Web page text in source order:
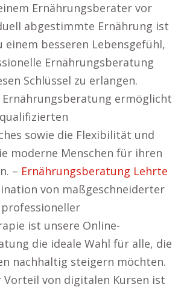
Ernährungsberater vor
abgestimmte Ernährung ist
einem besseren Lebensgefühl,
Ernährungsberatung
Schlüssel zu erlangen.
ermöglicht
sowie die Flexibilität und
moderne Menschen für ihren
– Ernährungsberatung Lehrte
von maßgeschneiderter
ist unsere Online-
die ideale Wahl für alle, die
nachhaltig steigern möchten.
Vorteil von digitalen Kursen ist